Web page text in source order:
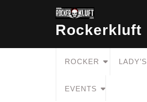
Rockerkluft
ROCKER LADY’S
EVENTS